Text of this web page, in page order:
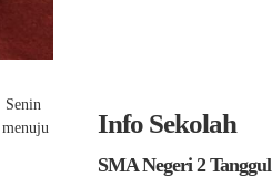
Senin
Info Sekolah
SMA Negeri 2 Tanggul